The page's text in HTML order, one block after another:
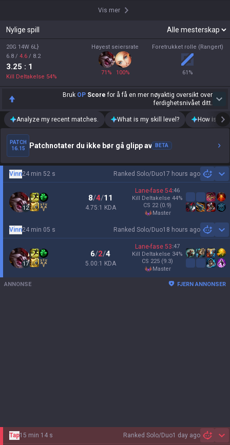
Vis mer
Nylige spill
20G 14W 6L}
6.8 / 4.6 / 8.2
3.25 : 1
Kill Deltakelse 54%
Høyest seiersrate
71 % 100%
Foretrukket rolle (Rangert)
61 %
Bruk OP Score for å få en mer nøyaktig oversikt over
ferdighetsnivået ditt.
Analyze my recent matches. What is my skill level? How is my
PATCH
16.15
Patchnotater du ikke bør gå glipp av BETA
Ranked Solo/Duo17 hours ago
Vinn24 min 52 s
12
8/4/11
4.75:1 KDA
Lane-fase 54:46
Kill Deltakelse 44%
CS 22 (0.9)
master
Ranked Solo/Duo18 hours ago
Vinn24 min 05 s
17
6/2/4
5.00:1 KDA
Lane-fase 53:47
Kill Deltakelse 34%
CS 225 (9.3)
master
ANNONSE FJERN ANNONSER
Ranked Solo/Duo1 day ago
Tap15 min 14 s